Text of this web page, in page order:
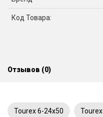
Код Товара:
Отзывов (0)
Tourex 6-24x50 Tourex